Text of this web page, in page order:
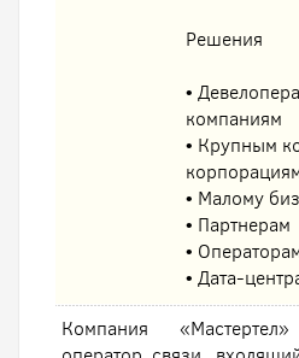
Решения
•
компаниям
• Крупным
• Малому
• Партнерам
•
• Дата-
Компания